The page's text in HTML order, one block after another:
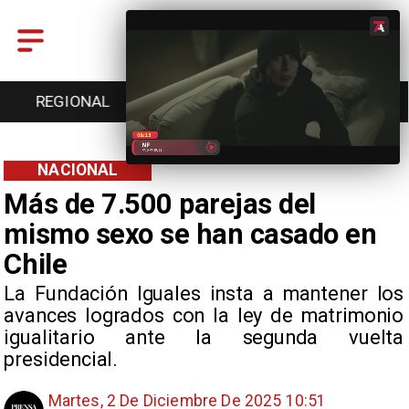
ENTRETENCIÓN
Más de 7.500 parejas del
mismo sexo se han casado en
Chile
La Fundación Iguales insta a mantener los
avances logrados con la ley de matrimonio
igualitario ante la segunda vuelta
presidencial.
NACIONAL
Martes, 2 De Diciembre De 2025 10:51